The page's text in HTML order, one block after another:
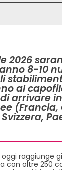
2026
8-10
al
arrivare
(Francia,
raggiunge
con oltre 250